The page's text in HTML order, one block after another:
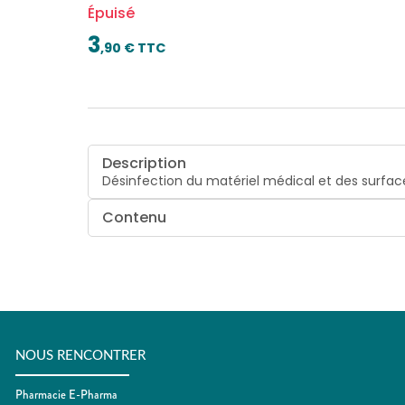
Épuisé
3,90 € TTC
Description
Désinfection du matériel médical et des
Contenu
NOUS RENCONTRER
Pharmacie E-Pharma